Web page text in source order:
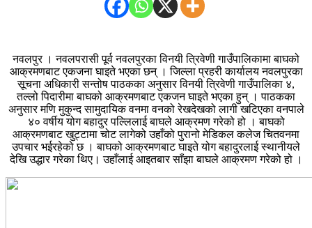
नवलपुर । नवलपरासी पूर्व नवलपुरका विनयी त्रिवेणी गाउँपालिकामा बाघको
आक्रमणबाट एकजना घाइते भएका छन् । जिल्ला प्रहरी कार्यालय नवलपुरका
सूचना अधिकारी सन्तोष पाठकका अनुसार विनयी त्रिवेणी गाउँपालिका ४,
तल्लो पिदारीमा बाघको आक्रमणबाट एकजन घाइते भएका हुन् । पाठकका
अनुसार मणि मुकुन्द सामुदायिक वनमा वनको रेखदेखको लागी खटिएका वनपाले
४० वर्षीय योग बहादुर पल्लिलाई बाघले आक्रमण गरेको हो । बाघको
आक्रमणबाट खुट्टामा चोट लागेको उहाँको पुरानो मेडिकल कलेज चितवनमा
उपचार भईरहेको छ । बाघको आक्रमणबाट घाइते योग बहादुरलाई स्थानीयले
देखि उद्धार गरेका थिए। उहाँलाई आइतबार साँझा बाघले आक्रमण गरेको हो ।